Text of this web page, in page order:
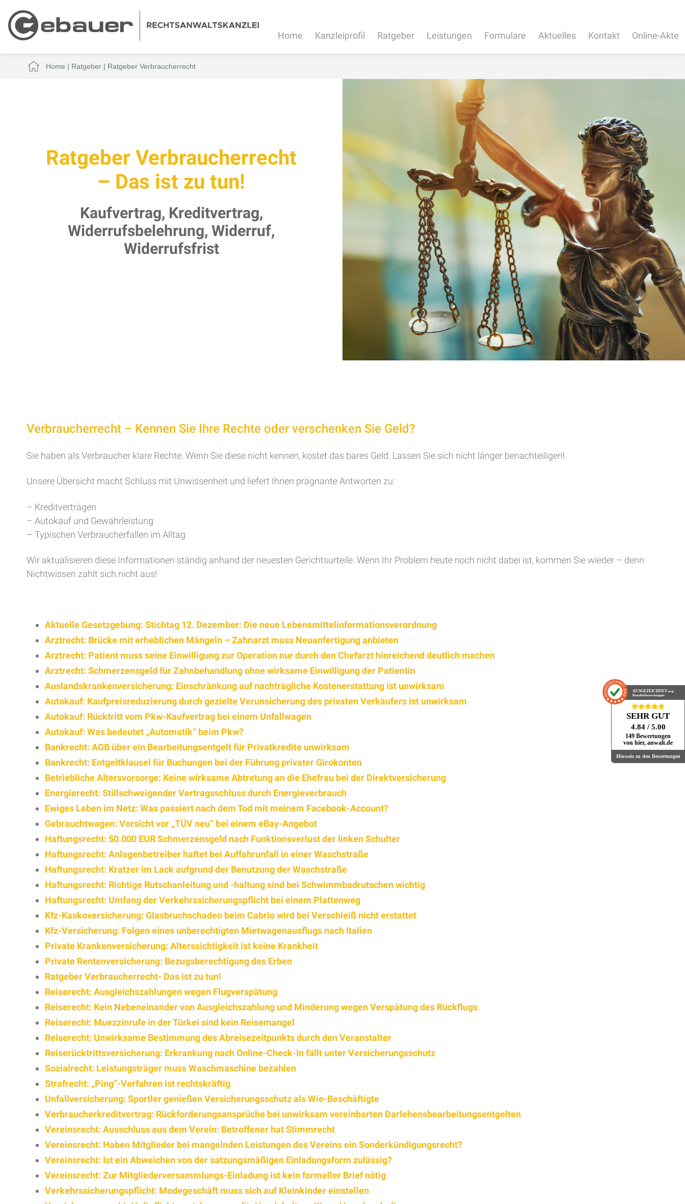
Home Kanzleiprofil Ratgeber Leistungen Formulare Aktuelles Kontakt Online-Akte
Home | Ratgeber| Ratgeber Verbraucherrecht
Ratgeber Verbraucherrecht
– Das ist zu tun!
Kaufvertrag, Kreditvertrag,
Widerrufsbelehrung, Widerruf,
Widerrufsfrist
Verbraucherrecht – Kennen Sie Ihre Rechte oder verschenken Sie Geld?
Sie haben als Verbraucher klare Rechte. Wenn Sie diese nicht kennen, kostet das bares Geld. Lassen Sie sich nicht länger benachteiligen!
Unsere Übersicht macht Schluss mit Unwissenheit und liefert Ihnen prägnante Antworten zu:
– Kreditverträgen
– Autokauf und Gewährleistung
– Typischen Verbraucherfallen im Alltag
Wir aktualisieren diese Informationen ständig anhand der neuesten Gerichtsurteile. Wenn Ihr Problem heute noch nicht dabei ist, kommen Sie wieder – denn
Nichtwissen zahlt sich nicht aus!
Aktuelle Gesetzgebung: Stichtag 12. Dezember: Die neue Lebensmittelinformationsverordnung
Arztrecht: Brücke mit erheblichen Mängeln – Zahnarzt muss Neuanfertigung anbieten
Arztrecht: Patient muss seine Einwilligung zur Operation nur durch den Chefarzt hinreichend deutlich machen
Arztrecht: Schmerzensgeld für Zahnbehandlung ohne wirksame Einwilligung der Patientin
Auslandskrankenversicherung: Einschränkung auf nachträgliche Kostenerstattung ist unwirksam
Autokauf: Kaufpreisreduzierung durch gezielte Verunsicherung des privaten Verkäufers ist unwirksam
Autokauf: Rücktritt vom Pkw-Kaufvertrag bei einem Unfallwagen
Autokauf: Was bedeutet „Automatik“ beim Pkw?
Bankrecht: AGB über ein Bearbeitungsentgelt für Privatkredite unwirksam
Bankrecht: Entgeltklausel für Buchungen bei der Führung privater Girokonten
Betriebliche Altersvorsorge: Keine wirksame Abtretung an die Ehefrau bei der Direktversicherung
Energierecht: Stillschweigender Vertragsschluss durch Energieverbrauch
Ewiges Leben im Netz: Was passiert nach dem Tod mit meinem Facebook-Account?
Gebrauchtwagen: Vorsicht vor „TÜV neu“ bei einem eBay-Angebot
Haftungsrecht: 50.000 EUR Schmerzensgeld nach Funktionsverlust der linken Schulter
Haftungsrecht: Anlagenbetreiber haftet bei Auffahrunfall in einer Waschstraße
Haftungsrecht: Kratzer im Lack aufgrund der Benutzung der Waschstraße
Haftungsrecht: Richtige Rutschanleitung und -haltung sind bei Schwimmbadrutschen wichtig
Haftungsrecht: Umfang der Verkehrssicherungspflicht bei einem Plattenweg
Kfz-Kaskoversicherung: Glasbruchschaden beim Cabrio wird bei Verschleiß nicht erstattet
Kfz-Versicherung: Folgen eines unberechtigten Mietwagenausflugs nach Italien
Private Krankenversicherung: Alterssichtigkeit ist keine Krankheit
Private Rentenversicherung: Bezugsberechtigung des Erben
Ratgeber Verbraucherrecht- Das ist zu tun!
Reiserecht: Ausgleichszahlungen wegen Flugverspätung
Reiserecht: Kein Nebeneinander von Ausgleichszahlung und Minderung wegen Verspätung des Rückflugs
Reiserecht: Muezzinrufe in der Türkei sind kein Reisemangel
Reiserecht: Unwirksame Bestimmung des Abreisezeitpunkts durch den Veranstalter
Reiserücktrittsversicherung: Erkrankung nach Online-Check-In fällt unter Versicherungsschutz
Sozialrecht: Leistungsträger muss Waschmaschine bezahlen
Strafrecht: „Ping“-Verfahren ist rechtskräftig
Unfallversicherung: Sportler genießen Versicherungsschutz als Wie-Beschäftigte
Verbraucherkreditvertrag: Rückforderungsansprüche bei unwirksam vereinbarten Darlehensbearbeitungsentgelten
Vereinsrecht: Ausschluss aus dem Verein: Betroffener hat Stimmrecht
Vereinsrecht: Haben Mitglieder bei mangelnden Leistungen des Vereins ein Sonderkündigungsrecht?
Vereinsrecht: Ist ein Abweichen von der satzungsmäßigen Einladungsform zulässig?
Vereinsrecht: Zur Mitgliederversammlungs-Einladung ist kein formeller Brief nötig
Verkehrssicherungspflicht: Modegeschäft muss sich auf Kleinkinder einstellen
AUSGEZEICHNET .org
Kundenbewertungen
SEHR GUT
4.84 / 5.00
149 Bewertungen
von hier, anwalt.de
Hinweis zu den Bewertungen